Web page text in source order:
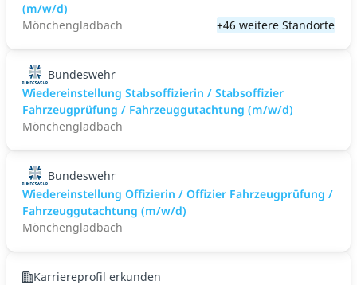
(m/w/d)
Mönchengladbach
+46 weitere Standorte
Bundeswehr
Wiedereinstellung Stabsoffizierin / Stabsoffizier
Fahrzeugprüfung / Fahrzeuggutachtung (m/w/d)
Mönchengladbach
Bundeswehr
Wiedereinstellung Offizierin / Offizier Fahrzeugprüfung /
Fahrzeuggutachtung (m/w/d)
Mönchengladbach
Karriereprofil erkunden